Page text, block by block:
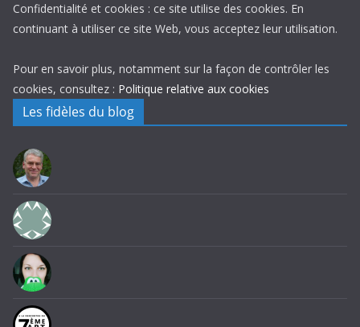
Confidentialité et cookies : ce site utilise des cookies. En
continuant à utiliser ce site Web, vous acceptez leur utilisation.
Pour en savoir plus, notamment sur la façon de contrôler les
cookies, consultez : Politique relative aux cookies
Les fidèles du blog